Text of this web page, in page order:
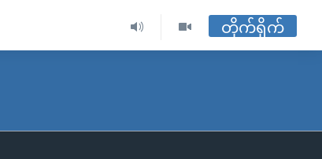
တိုက်ရိုက်